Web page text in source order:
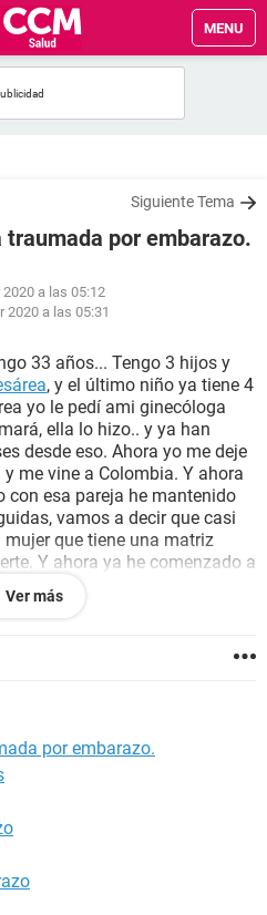
MENU
Siguiente Tema
por embarazo.
2020 a las 05:12
2020 a las 05:31
33 años... Tengo 3 hijos y
, y el último niño ya tiene 4
yo le pedí ami ginecóloga
ella lo hizo.. y ya han
desde eso. Ahora yo me deje
me vine a Colombia. Y ahora
con esa pareja he mantenido
vamos a decir que casi
que tiene una matriz
Y ahora ya he comenzado a
en mi cuerpo. Como
las náuseas son más
la siento como una cosita
vientre y ya tengo casi las
que me vino la menstruación
siempre me bajaban. Y esta
Y estoy preocupada porque
rápida. Y me duelen un
ayúdeme para estar segura.
ningún tipo de prueba de
Ver más
por embarazo.